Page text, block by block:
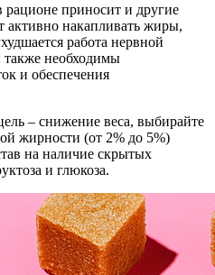
приносит и другие
активно накапливать жиры,
работа нервной
необходимы
и обеспечения
– снижение веса, выбирайте
жирности (от 2% до 5%)
на наличие скрытых
и глюкоза.